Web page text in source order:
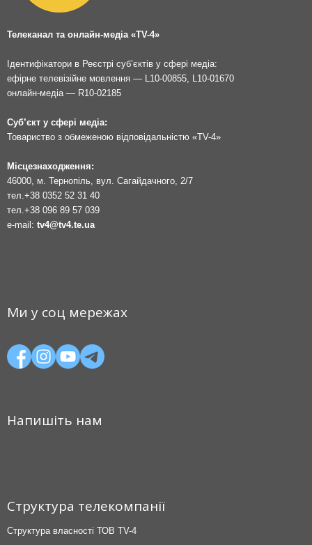
Телеканал та онлайн-медіа «TV-4»
Ідентифікатори в Реєстрі суб’єктів у сфері медіа:
ефірне телевізійне мовлення — L10-00855, L10-01670
онлайн-медіа — R10-02185
Суб’єкт у сфері медіа:
Товариство з обмеженою відповідальністю «TV-4»
Місцезнаходження:
46000, м. Тернопіль, вул. Сагайдачного, 2/7
тел. +38 0352 52 31 40
тел. +38 096 89 57 039
e-mail: tv4@tv4.te.ua
Ми у соц мережах
Напишіть нам
Структура телекомпанії
Структура власності ТОВ TV-4